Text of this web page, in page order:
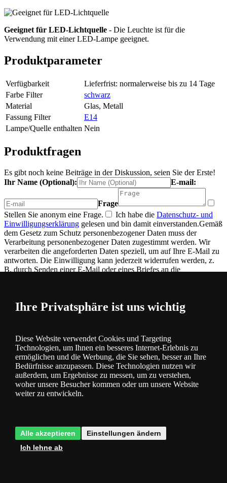
Geeignet für LED-Lichtquelle - Die Leuchte ist für die
Verwendung mit einer LED-Lampe geeignet.
Produktparameter
Verfügbarkeit
Lieferfrist: normalerweise bis zu 14 Tage
Farbe Filter
schwarz
Material
Glas, Metall
Fassung Filter
E14
Lampe/Quelle enthalten Nein
Produktfragen
Es gibt noch keine Beiträge in der Diskussion, seien Sie der Erste!
Ihr Name (Optional):
E-mail:
Frage
Stellen Sie anonym eine Frage.
Ich habe die Datenschutz- und
Einwilligungserklärung gelesen und bin damit einverstanden.Gemäß
dem Gesetz zum Schutz personenbezogener Daten muss der
Verarbeitung personenbezogener Daten zugestimmt werden. Wir
verarbeiten die angeforderten Daten speziell, um auf Ihre E-Mail zu
antworten. Die Einwilligung kann jederzeit widerrufen werden, z.
B. durch Senden einer E-Mail oder eines Briefes an die
Produktbewertung
Gesamtwertung
Wir erhalten Produktbewertungen von echten
Kunden, denen wir nach Absenden der Bestellung eine E-Mail mit
der Bitte um Bewertung der bestellten Ware zusenden. Mehrhier
0 %
Bisher hat noch niemand das Produkt bewertet
Ihre Privatsphäre ist uns wichtig
Diese Website verwendet Cookies und Targeting
Technologien, um Ihnen ein besseres Internet-Erlebnis zu
ermöglichen und die Werbung, die Sie sehen, besser an Ihre
Bedürfnisse anzupassen. Diese Technologien nutzen wir
außerdem, um Ergebnisse zu messen, um zu verstehen,
woher unsere Besucher kommen oder um unsere Website
weiter zu entwickeln.
Alle akzeptieren
Einstellungen ändern
Ich lehne ab